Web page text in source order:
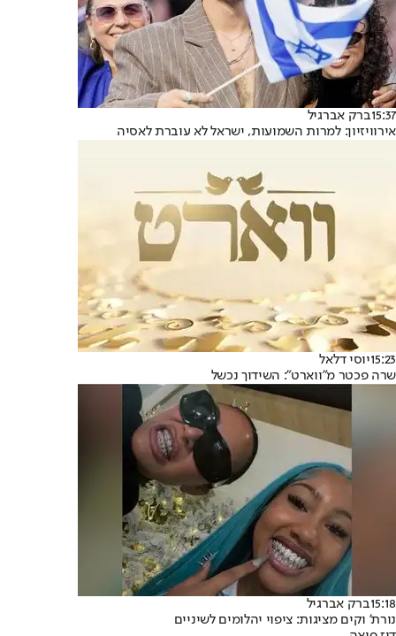
15:37ברק אברגיל
אירוויזיון: למרות השמועות, ישראל לא עוברת לאסיה
15:23יוסי דלאל
שרה פכטר מ"ווארט": השידוך נכשל
15:18ברק אברגיל
נורת' וקים מציגות: ציפוי יהלומים לשיניים